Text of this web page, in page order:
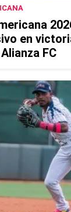
en
FC